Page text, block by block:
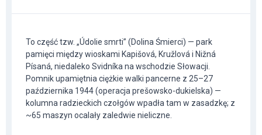
To część tzw. „Údolie smrti” (Dolina Śmierci) — park
pamięci między wioskami Kapišová, Kružlová i Nižná
Písaná, niedaleko Svidníka na wschodzie Słowacji.
Pomnik upamiętnia ciężkie walki pancerne z 25–27
października 1944 (operacja prešowsko-dukielska) —
kolumna radzieckich czołgów wpadła tam w zasadzkę; z
~65 maszyn ocalały zaledwie nieliczne.